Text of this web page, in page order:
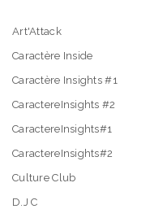
Art'Attack
Caractère Inside
Caractère Insights #1
CaractereInsights #2
CaractereInsights#1
CaractereInsights#2
Culture Club
D.J C